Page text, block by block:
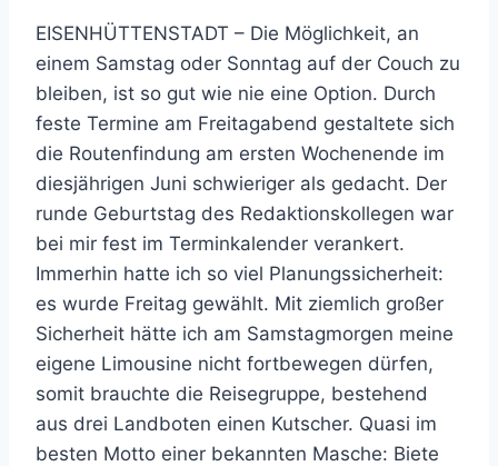
EISENHÜTTENSTADT – Die Möglichkeit, an
einem Samstag oder Sonntag auf der Couch zu
bleiben, ist so gut wie nie eine Option. Durch
feste Termine am Freitagabend gestaltete sich
die Routenfindung am ersten Wochenende im
diesjährigen Juni schwieriger als gedacht. Der
runde Geburtstag des Redaktionskollegen war
bei mir fest im Terminkalender verankert.
Immerhin hatte ich so viel Planungssicherheit:
es wurde Freitag gewählt. Mit ziemlich großer
Sicherheit hätte ich am Samstagmorgen meine
eigene Limousine nicht fortbewegen dürfen,
somit brauchte die Reisegruppe, bestehend
aus drei Landboten einen Kutscher. Quasi im
besten Motto einer bekannten Masche: Biete